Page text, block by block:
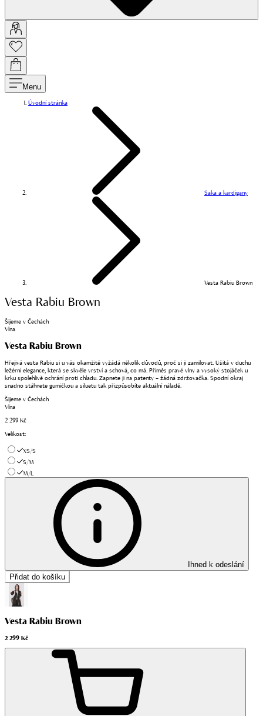
Menu
Úvodní stránka
Saka a kardigany
Vesta Rabiu Brown
Vesta Rabiu Brown
Šijeme v Čechách
Vlna
Vesta Rabiu Brown
Hřejivá vesta Rabiu si u vás okamžitě vyžádá několik důvodů, proč si ji zamilovat. Ušitá v duchu
ležérní elegance, která se skvěle vrství a schová, co má. Příměs pravé vlny a vysoký stojáček u
krku spolehlivě ochrání proti chladu. Zapnete ji na patenty – žádná zdržovačka. Spodní okraj
snadno stáhnete gumičkou a siluetu tak přizpůsobíte aktuální náladě.
Šijeme v Čechách
Vlna
2 299 Kč
Velikost:
XS/S
S/M
M/L
Ihned k odeslání
Přidat do košíku
Vesta Rabiu Brown
2 299 Kč